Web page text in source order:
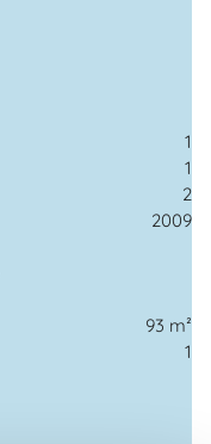
1
1
2
2009
93 m²
1